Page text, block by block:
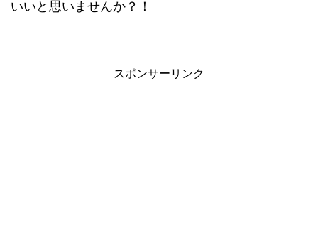
いいと思いませんか？！
スポンサーリンク